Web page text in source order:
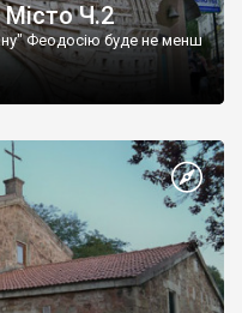
Ч.2
Феодосію буде не менш